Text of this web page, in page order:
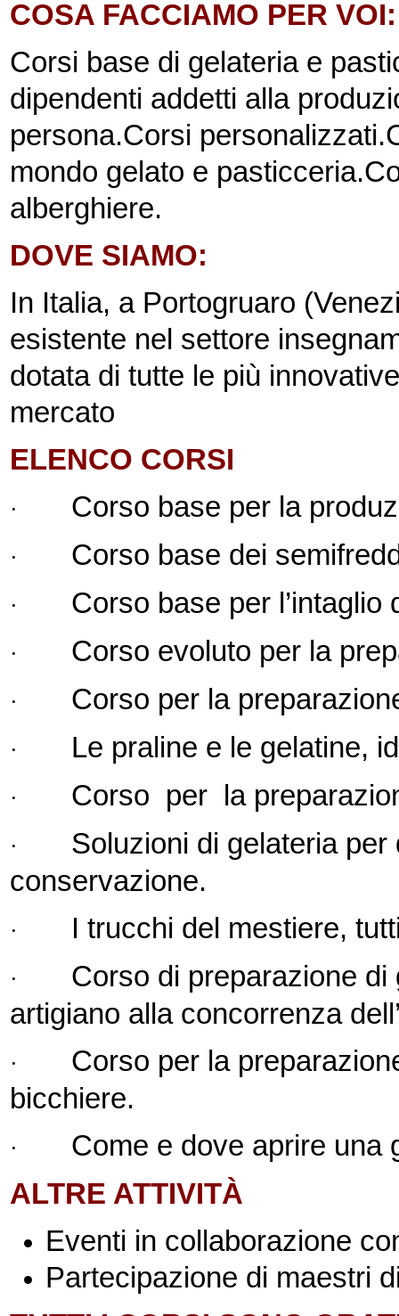
COSA FACCIAMO PER
Corsi base di gelateria e
dipendenti addetti alla
persona.Corsi personalizzati.
mondo gelato e pasticceria.
alberghiere.
DOVE SIAMO:
In Italia, a Portogruaro
esistente nel settore
dotata di tutte le più
mercato
ELENCO CORSI
· Corso base per la
· Corso base dei
· Corso base per l’intaglio
· Corso evoluto per la
· Corso per la
· Le praline e le gelatine,
· Corso per la
·
Soluzioni di gelateria
conservazione.
· I trucchi del mestiere,
·
Corso di preparazione di
artigiano alla concorrenza
·
Corso per la
bicchiere.
·
Come e dove aprire una
ALTRE ATTIVITÀ
Eventi in collaborazione
Partecipazione di maestri